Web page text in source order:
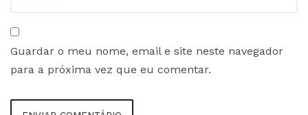
Guardar o meu nome, email e site neste navegador
para a próxima vez que eu comentar.